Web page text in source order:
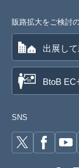
販路拡大をご検討
出展し
BtoB EC
SNS